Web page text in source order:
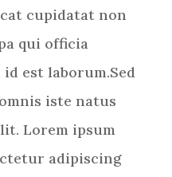
cupidatat non
qui officia
est laborum.Sed
iste natus
Lorem ipsum
adipiscing